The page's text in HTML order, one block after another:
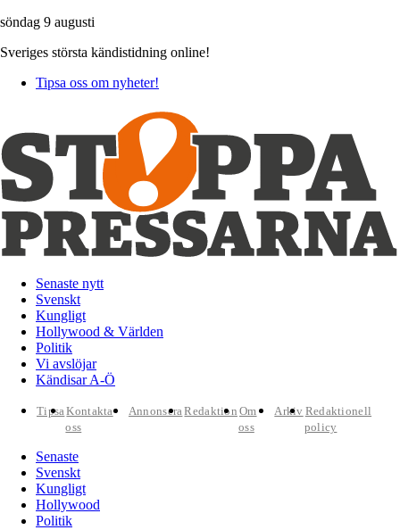
söndag 9 augusti
Sveriges största kändistidning online!
Tipsa oss om nyheter!
Senaste nytt
Svenskt
Kungligt
Hollywood & Världen
Politik
Vi avslöjar
Kändisar A-Ö
TipsaKontakta
oss
AnnonseraRedaktion Om
oss
Arkiv Redaktionell
policy
Senaste
Svenskt
Kungligt
Hollywood
Politik